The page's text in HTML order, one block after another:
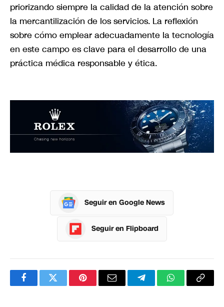
priorizando siempre la calidad de la atención sobre
la mercantilización de los servicios. La reflexión
sobre cómo emplear adecuadamente la tecnología
en este campo es clave para el desarrollo de una
práctica médica responsable y ética.
Seguir en Google News
Seguir en Flipboard
FacebookTwitterPinterestCorreoTelegramWhatsApp